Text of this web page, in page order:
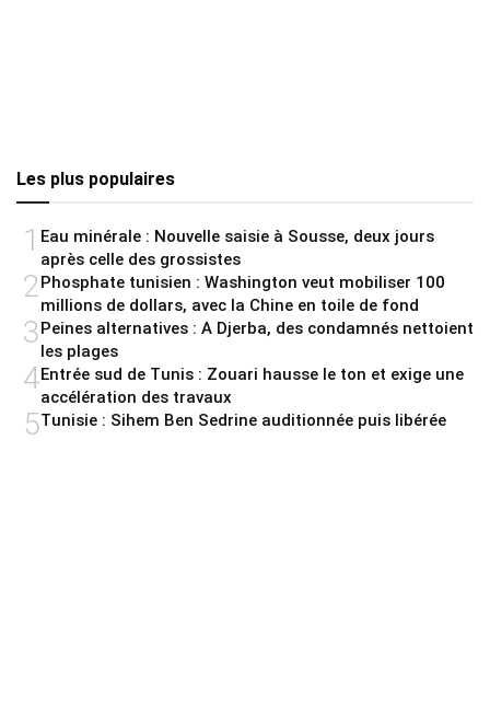
Les plus populaires
1 Eau minérale : Nouvelle saisie à Sousse, deux jours
après celle des grossistes
2Phosphate tunisien : Washington veut mobiliser 100
millions de dollars, avec la Chine en toile de fond
3Peines alternatives : A Djerba, des condamnés nettoient
les plages
4Entrée sud de Tunis : Zouari hausse le ton et exige une
accélération des travaux
5Tunisie : Sihem Ben Sedrine auditionnée puis libérée